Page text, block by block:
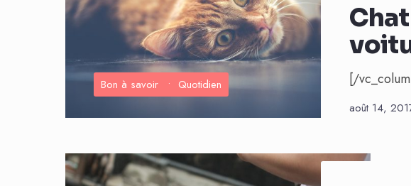
Bon à savoir • Quotidien [/
août 14,